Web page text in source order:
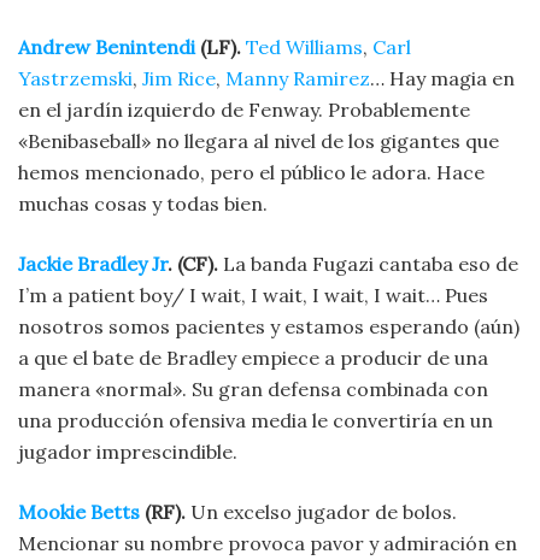
Andrew Benintendi (LF). Ted Williams, Carl
Yastrzemski, Jim Rice, Manny Ramirez… Hay magia en
en el jardín izquierdo de Fenway. Probablemente
«Benibaseball» no llegara al nivel de los gigantes que
hemos mencionado, pero el público le adora. Hace
muchas cosas y todas bien.
Jackie Bradley Jr. (CF). La banda Fugazi cantaba eso de
I’m a patient boy/ I wait, I wait, I wait, I wait… Pues
nosotros somos pacientes y estamos esperando (aún)
a que el bate de Bradley empiece a producir de una
manera «normal». Su gran defensa combinada con
una producción ofensiva media le convertiría en un
jugador imprescindible.
Mookie Betts (RF). Un excelso jugador de bolos.
Mencionar su nombre provoca pavor y admiración en